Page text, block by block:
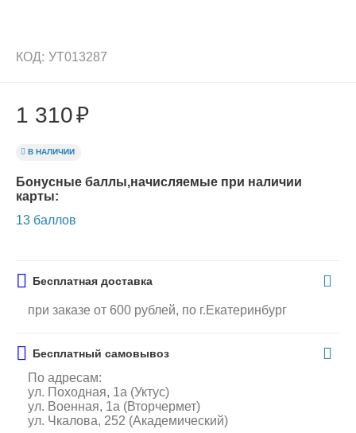
КОД: УТ013287
1 310₽
В НАЛИЧИИ
Бонусные баллы,начисляемые при наличии
карты:
13 баллов
Бесплатная доставка
при заказе от 600 рублей, по г.Екатеринбург
Бесплатный самовывоз
По адресам:
ул. Походная, 1а (Уктус)
ул. Военная, 1а (Вторчермет)
ул. Чкалова, 252 (Академический)